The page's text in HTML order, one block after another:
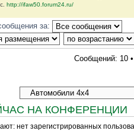
http://ifaw50.forum24.ru/
за:
Сообщений: 10
НА КОНФЕРЕНЦИИ
нет зарегистрированных